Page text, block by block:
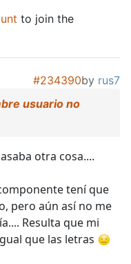
to join the
#234390by rus7
usuario no
otra cosa....
tení que
pero aún así no me
Resulta que mi
que las letras